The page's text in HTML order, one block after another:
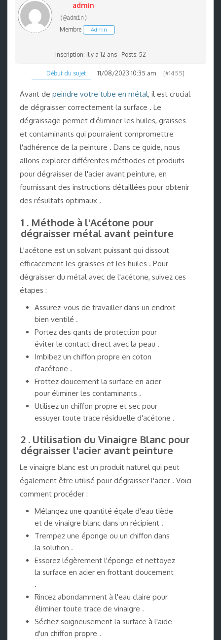
admin
(@admin)
Membre Admin
Inscription: Il y a 12 ans Posts: 52
Début du sujet 11/08/2023 10:35 am [#1455]
Avant de peindre votre tube en métal, il est crucial
de dégraisser correctement la surface . Le
dégraissage permet d'éliminer les huiles, graisses
et contaminants qui pourraient compromettre
l'adhérence de la peinture . Dans ce guide, nous
allons explorer différentes méthodes et produits
pour dégraisser de l'acier avant peinture, en
fournissant des instructions détaillées pour obtenir
des résultats optimaux .
1 . Méthode à l'Acétone pour
dégraisser métal avant peinture
L'acétone est un solvant puissant qui dissout
efficacement les graisses et les huiles . Pour
dégraisser du métal avec de l'acétone, suivez ces
étapes :
Assurez-vous de travailler dans un endroit
bien ventilé .
Portez des gants de protection pour
éviter le contact direct avec la peau .
Imbibez un chiffon propre en coton
d'acétone .
Frottez doucement la surface en acier
pour éliminer les contaminants .
Utilisez un chiffon propre et sec pour
essuyer toute trace résiduelle d'acétone .
2 . Utilisation du Vinaigre Blanc pour
dégraisser l'acier avant peinture
Le vinaigre blanc est un produit naturel qui peut
également être utilisé pour dégraisser l'acier . Voici
comment procéder :
Mélangez une quantité égale d'eau tiède
et de vinaigre blanc dans un récipient .
Trempez une éponge ou un chiffon dans
la solution .
Essorez légèrement l'éponge et nettoyez
la surface en acier en frottant doucement
.
Rincez abondamment à l'eau claire pour
éliminer toute trace de vinaigre .
Séchez soigneusement la surface à l'aide
d'un chiffon propre .